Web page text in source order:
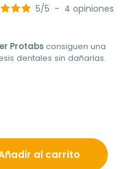
5/5 - 4 opiniones
Protabs consiguen una
dentales sin dañarlas.
al carrito